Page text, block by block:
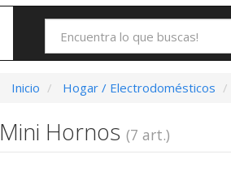
Inicio Hogar / Electrodomésticos
Mini Hornos (7 art.)